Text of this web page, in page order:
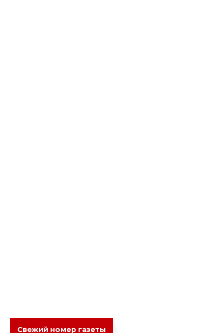
Свежий номер газеты